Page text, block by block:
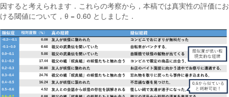
因すると考えられます．これらの考察から，本稿では真実性の評価にお
ける閾値について，θ = 0.60 としました．